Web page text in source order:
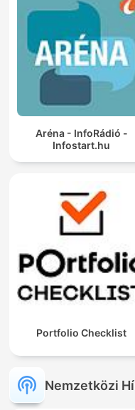
Aréna - InfoRádió -
Infostart.hu
Portfolio Checklist
Nemzetközi